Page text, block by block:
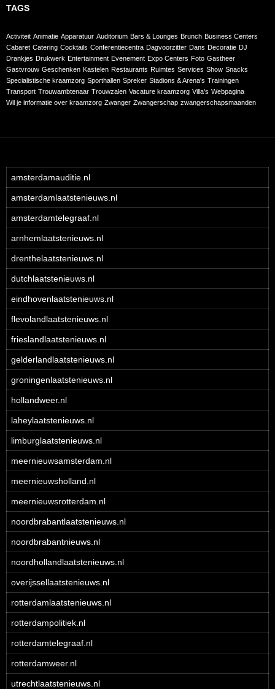
TAGS
Activiteit Animatie Apparatuur Auditorium Bars & Lounges Brunch Business Centers
Cabaret Catering Cocktails Conferentiecentra Dagvoorzitter Dans Decoratie DJ
Drankjes Drukwerk Entertainment Evenement Expo Centers Foto Gastheer
Gastvrouw Geschenken Kastelen Restaurants Ruimtes Services Show Snacks
Specialistische kraamzorg Sporthallen Spreker Stadions & Arena's Trainingen
Transport Trouwambtenaar Trouwzalen Vacature kraamzorg Villa's Webpagina
Wil je informatie over kraamzorg Zwanger Zwangerschap zwangerschapsmaanden
amsterdamauditie.nl
amsterdamlaatstenieuws.nl
amsterdamtelegraaf.nl
arnhemlaatstenieuws.nl
drenthelaatstenieuws.nl
dutchlaatstenieuws.nl
eindhovenlaatstenieuws.nl
flevolandlaatstenieuws.nl
frieslandlaatstenieuws.nl
gelderlandlaatstenieuws.nl
groningenlaatstenieuws.nl
hollandweer.nl
laheylaatstenieuws.nl
limburglaatstenieuws.nl
meernieuwsamsterdam.nl
meernieuwsholland.nl
meernieuwsrotterdam.nl
noordbrabantlaatstenieuws.nl
noordbrabantnieuws.nl
noordhollandlaatstenieuws.nl
overijssellaatstenieuws.nl
rotterdamlaatstenieuws.nl
rotterdampolitiek.nl
rotterdamtelegraaf.nl
rotterdamweer.nl
utrechtlaatstenieuws.nl